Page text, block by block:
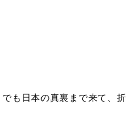
も日本の真裏まで来て、折